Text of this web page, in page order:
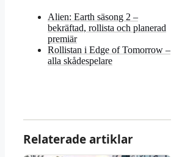
Alien: Earth säsong 2 –
bekräftad, rollista och planerad
premiär
Rollistan i Edge of Tomorrow –
alla skådespelare
Relaterade artiklar